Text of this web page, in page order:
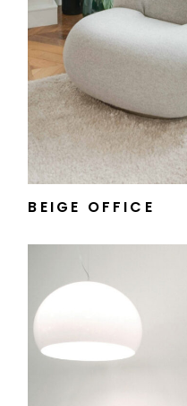
BEIGE OFFICE